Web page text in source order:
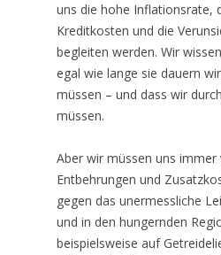
uns die hohe Inflationsrate,
Kreditkosten und die
begleiten werden. Wir
egal wie lange sie dauern
müssen – und dass wir
müssen.
Aber wir müssen uns
Entbehrungen und
gegen das unermessliche
und in den hungernden
beispielsweise auf